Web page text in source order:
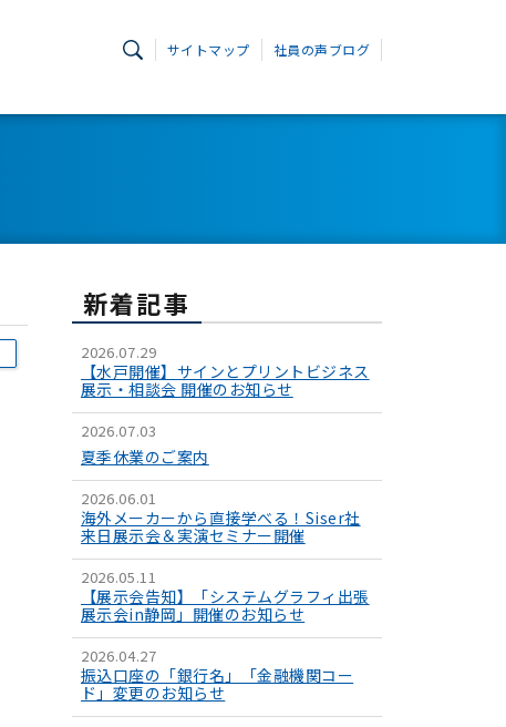
サイトマップ 社員の声ブログ
新着記事
2026.07.29
【水戸開催】サインとプリントビジネス
展示・相談会 開催のお知らせ
2026.07.03
夏季休業のご案内
2026.06.01
海外メーカーから直接学べる！Siser社
来日展示会＆実演セミナー開催
2026.05.11
【展示会告知】「システムグラフィ出張
展示会in静岡」開催のお知らせ
2026.04.27
振込口座の「銀行名」「金融機関コー
ド」変更のお知らせ